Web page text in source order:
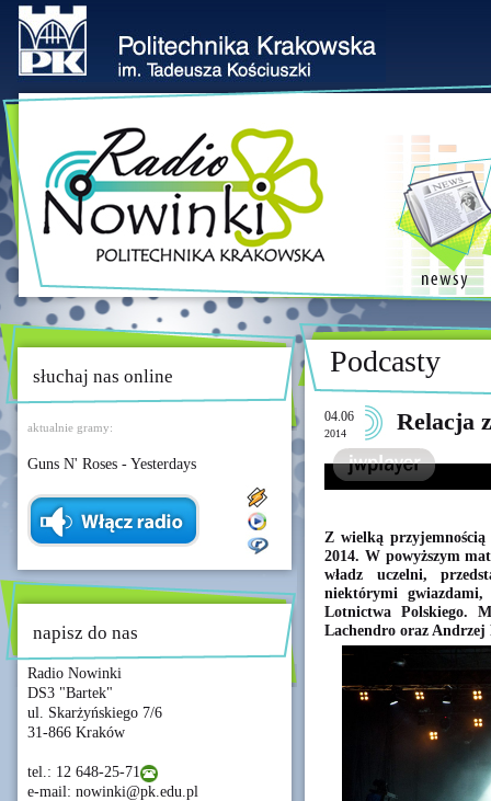
słuchaj nas online
aktualnie gramy:
Guns N' Roses - Yesterdays
napisz do nas
Radio Nowinki
DS3 "Bartek"
ul. Skarżyńskiego 7/6
31-866 Kraków
tel.: 12 648-25-71
e-mail: nowinki@pk.edu.pl
Podcasty
04.06
2014 Relacja
Z wielką
2014. W powyższym
władz uczelni,
niektórymi
Lotnictwa Polskiego.
Lachendro oraz Andrzej